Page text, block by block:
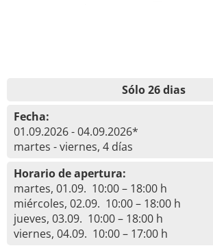
Sólo 26 dias
Fecha:
01.09.2026 - 04.09.2026*
martes - viernes, 4 días
Horario de apertura:
martes, 01.09. 10:00 – 18:00 h
miércoles, 02.09. 10:00 – 18:00 h
jueves, 03.09. 10:00 – 18:00 h
viernes, 04.09. 10:00 – 17:00 h